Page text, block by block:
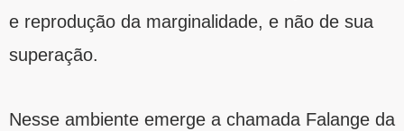
e reprodução da marginalidade, e não de sua
superação.
Nesse ambiente emerge a chamada Falange da